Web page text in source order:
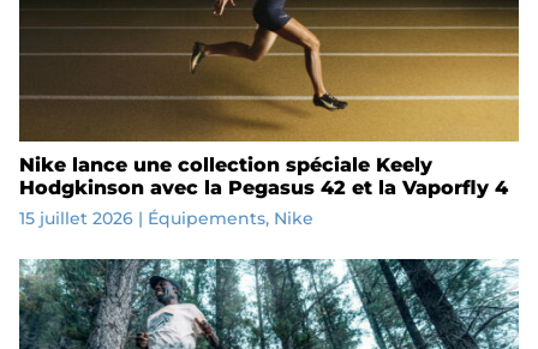
Nike lance une collection spéciale Keely
Hodgkinson avec la Pegasus 42 et la Vaporfly 4
15 juillet 2026| Équipements, Nike